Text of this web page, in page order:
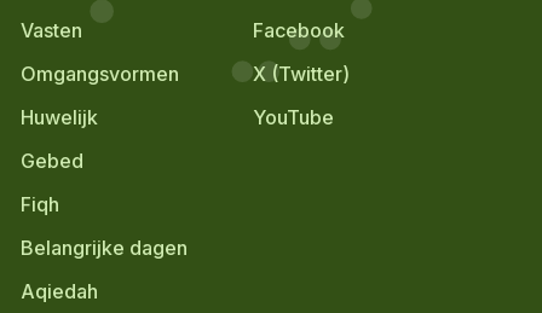
Vasten
Omgangsvormen
Huwelijk
Gebed
Fiqh
Belangrijke dagen
Aqiedah
Facebook
X (Twitter)
YouTube